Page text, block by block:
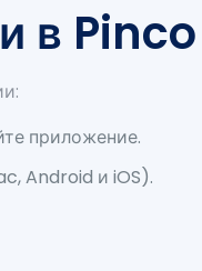
в
приложение.
Android и iOS).